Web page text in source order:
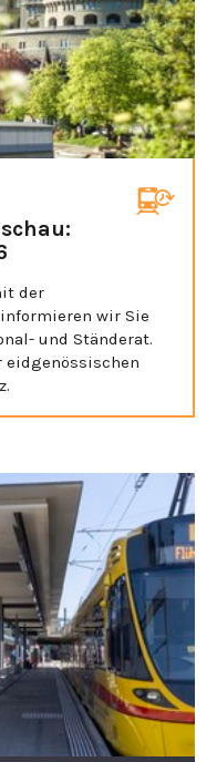
der
wir Sie
und Ständerat.
eidgenössischen